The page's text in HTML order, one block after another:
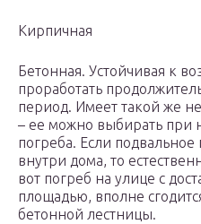
Кирпичная
Бетонная. Устойчивая к
проработать
период. Имеет такой же
– ее можно выбирать при
погреба. Если
внутри дома, то
вот погреб на улице с
площадью, вполне
бетонной лестницы.